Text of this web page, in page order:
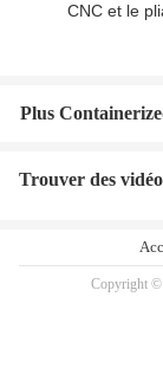
CNC et le
Plus
Trouver des
Copyright ©